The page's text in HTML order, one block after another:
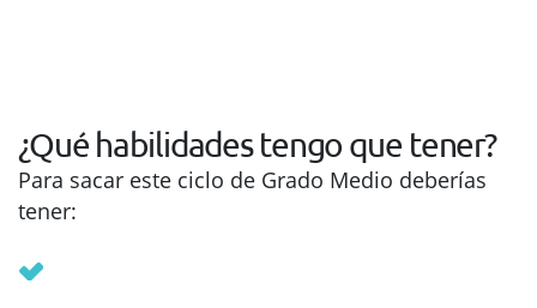
¿Qué habilidades tengo que tener?
Para sacar este ciclo de Grado Medio deberías
tener: